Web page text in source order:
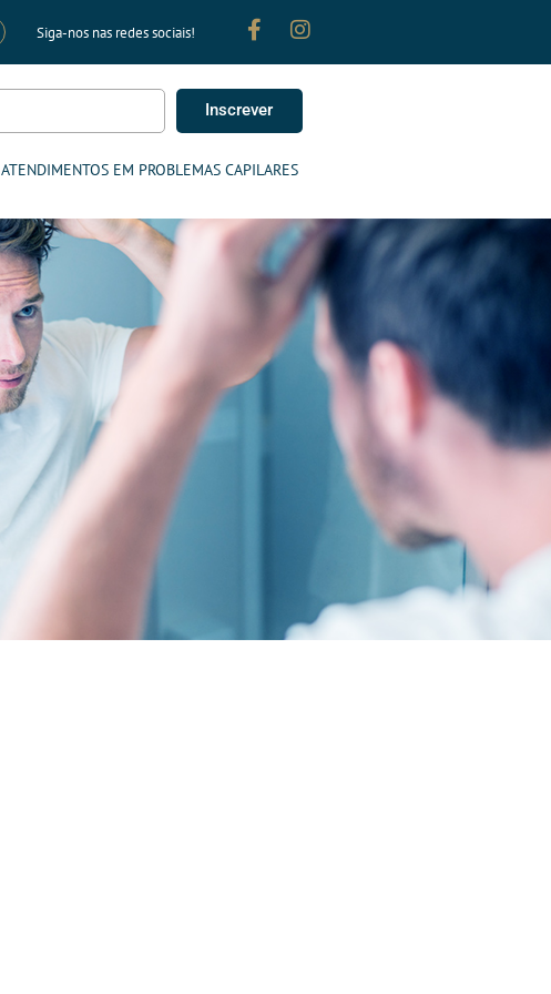
Siga-nos nas redes sociais!
Inscrever
ATENDIMENTOS EM PROBLEMAS CAPILARES